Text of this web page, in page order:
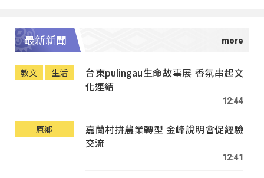
最新新聞
教文 生活
台東pulingau生命故事展 香氛串起文
化連結
12:44
原鄉
嘉蘭村拚農業轉型 金峰說明會促經驗
交流
12:41